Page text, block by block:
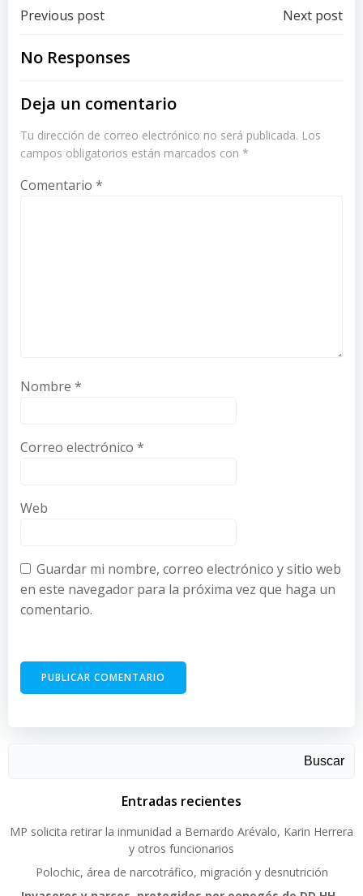
Post
navigation
Previous post Next post
No Responses
Deja un comentario
Tu dirección de correo electrónico no será publicada. Los
campos obligatorios están marcados con *
Comentario *
Nombre *
Correo electrónico *
Web
Guardar mi nombre, correo electrónico y sitio web
en este navegador para la próxima vez que haga un
comentario.
Buscar
Entradas recientes
MP solicita retirar la inmunidad a Bernardo Arévalo, Karin Herrera
y otros funcionarios
Polochic, área de narcotráfico, migración y desnutrición